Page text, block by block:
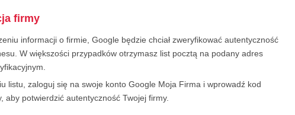
firmy
informacji o firmie, Google będzie chciał zweryfikować autentyczność
W większości przypadków otrzymasz list pocztą na podany adres
listu, zaloguj się na swoje konto Google Moja Firma i wprowadź kod
aby potwierdzić autentyczność Twojej firmy.